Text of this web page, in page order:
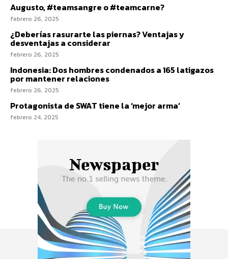
Augusto, #teamsangre o #teamcarne?
febrero 26, 2025
¿Deberías rasurarte las piernas? Ventajas y
desventajas a considerar
febrero 26, 2025
Indonesia: Dos hombres condenados a 165 latigazos
por mantener relaciones
febrero 26, 2025
Protagonista de SWAT tiene la ‘mejor arma’
febrero 24, 2025